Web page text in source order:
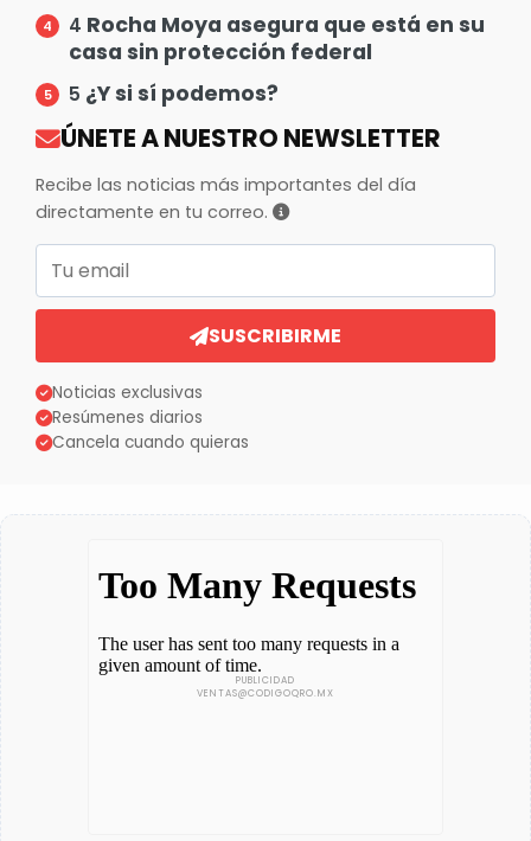
4 Rocha Moya asegura que está en su
casa sin protección federal
5 ¿Y si sí podemos?
ÚNETE A NUESTRO NEWSLETTER
Recibe las noticias más importantes del día
directamente en tu correo.
SUSCRIBIRME
Noticias exclusivas
Resúmenes diarios
Cancela cuando quieras